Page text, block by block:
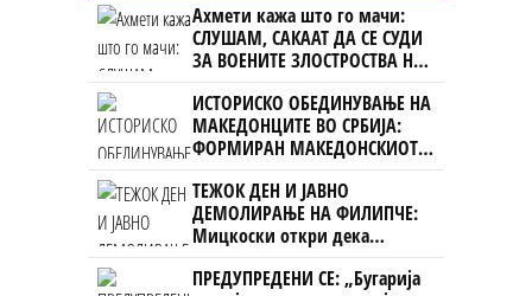
Ахмети кажа што го мачи:
СЛУШАМ, САКААТ ДА СЕ СУДИ
ЗА ВОЕНИТЕ ЗЛОСТРОСТВА НА
УЧК...
ИСТОРИСКО ОБЕДИНУВАЊЕ НА
МАКЕДОНЦИТЕ ВО СРБИЈА:
ФОРМИРАН МАКЕДОНСКИОТ
НАЦИОНАЛЕН СОЈУЗ
ТЕЖОК ДЕН И ЈАВНО
ДЕМОЛИРАЊЕ НА ФИЛИПЧЕ:
Мицкоски откри дека
човекот појма нема од
ништо, освен за кеш
ПРЕДУПРЕДЕНИ СЕ: „Бугарија